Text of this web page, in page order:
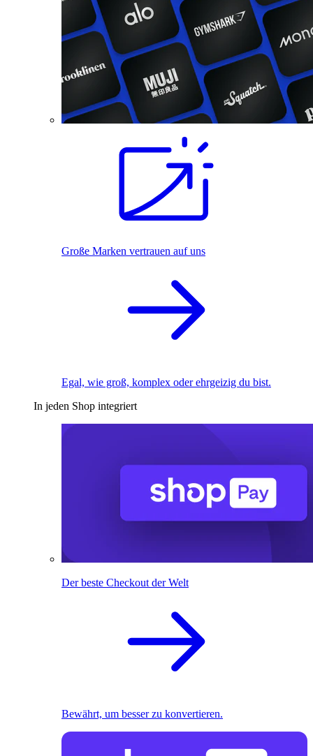
Große Marken vertrauen auf uns
Egal, wie groß, komplex oder ehrgeizig du bist.
In jeden Shop integriert
Der beste Checkout der Welt
Bewährt, um besser zu konvertieren.